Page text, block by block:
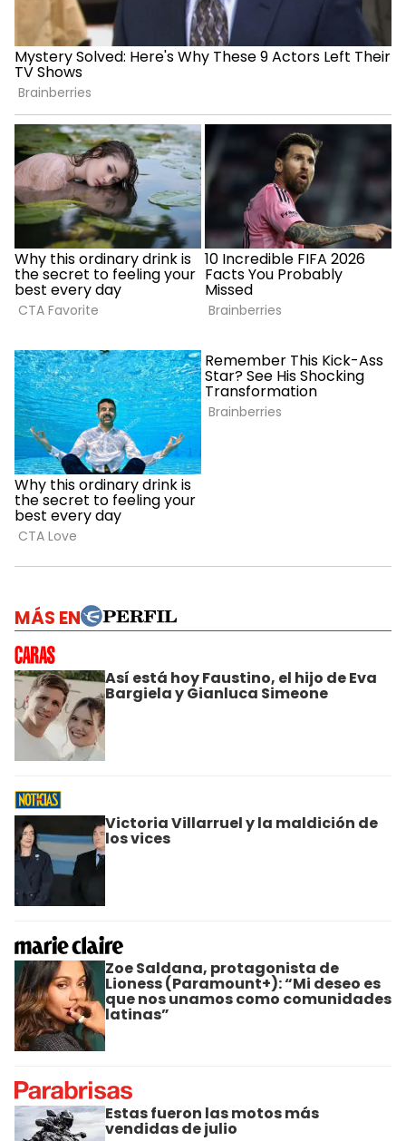
MÁS EN
Así está hoy Faustino, el hijo de Eva
Bargiela y Gianluca Simeone
Victoria Villarruel y la maldición de
los vices
Zoe Saldana, protagonista de
Lioness (Paramount+): “Mi deseo es
que nos unamos como comunidades
latinas”
Estas fueron las motos más
vendidas de julio